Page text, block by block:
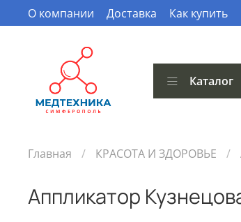
О компании Доставка Как купить
Каталог
Главная КРАСОТА И ЗДОРОВЬЕ
Аппликатор